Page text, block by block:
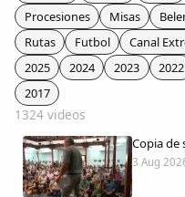
Biblioteca
Periódico
Foros
Idiosincrasia
Procesiones
Misas
Rutas
Futbol Canal
2025
2024 2023 2022
2017
1324 videos
Copia de
3 Aug